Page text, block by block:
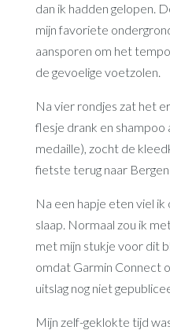
dan ik hadden gelopen.
mijn favoriete
aansporen om het
de gevoelige voetzolen.
Na vier rondjes zat het
flesje drank en shampoo
medaille), zocht de
fietste terug naar
Na een hapje eten viel ik
slaap. Normaal zou ik
met mijn stukje voor dit
omdat Garmin Connect
uitslag nog niet
Mijn zelf-geklokte tijd